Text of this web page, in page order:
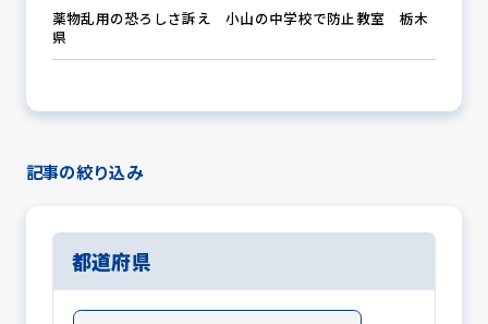
薬物乱用の恐ろしさ訴え 小山の中学校で防止教室 栃木
県
記事の絞り込み
都道府県